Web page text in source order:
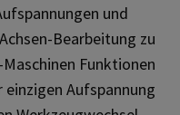
und
Bearbeitung zu
Funktionen
Aufspannung